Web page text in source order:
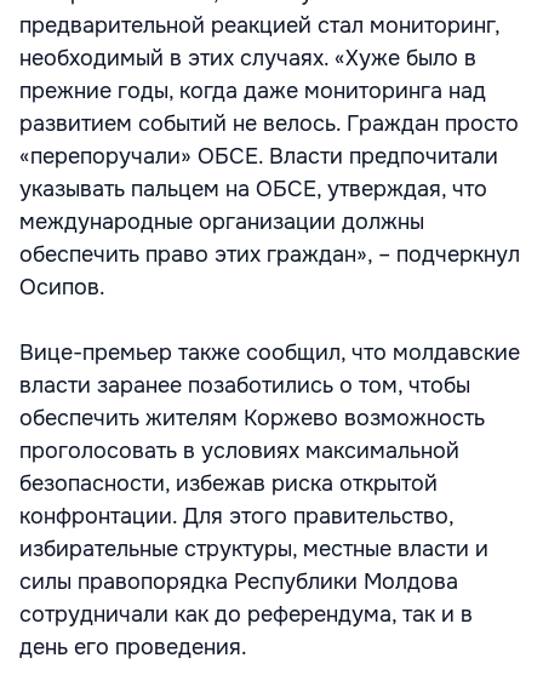
предварительной реакцией стал мониторинг,
необходимый в этих случаях. «Хуже было в
прежние годы, когда даже мониторинга над
развитием событий не велось. Граждан просто
«перепоручали» ОБСЕ. Власти предпочитали
указывать пальцем на ОБСЕ, утверждая, что
международные организации должны
обеспечить право этих граждан», – подчеркнул
Осипов.
Вице-премьер также сообщил, что молдавские
власти заранее позаботились о том, чтобы
обеспечить жителям Коржево возможность
проголосовать в условиях максимальной
безопасности, избежав риска открытой
конфронтации. Для этого правительство,
избирательные структуры, местные власти и
силы правопорядка Республики Молдова
сотрудничали как до референдума, так и в
день его проведения.